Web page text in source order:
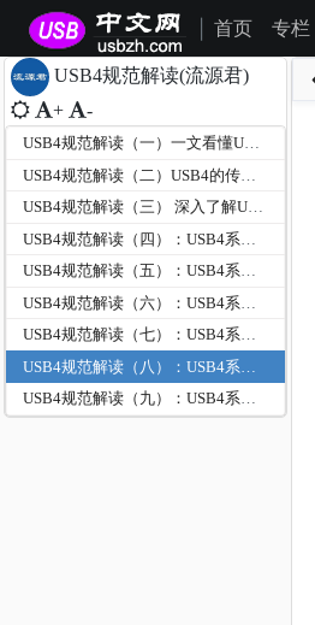
首页 专栏
USB4规范解读(流源君)
+ -
USB4规范解读（一）一文看懂USB4数据的传输过程
USB4规范解读（三） 深入了解USB4的系统结构和工作原理
USB4规范解读（五）：USB4系统结构的架构之功能堆栈
USB4规范解读（七）：USB4系统结构的架构之多级连接
USB4规范解读（九）：USB4系统结构的架构之协议隧道